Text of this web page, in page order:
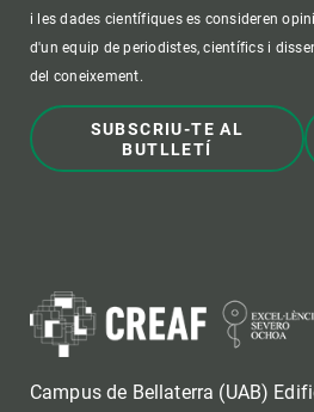
i les dades científiques es consideren
d'un equip de periodistes, científics i
del coneixement.
SUBSCRIU-TE AL
BUTLLETÍ
Campus de Bellaterra (UAB)